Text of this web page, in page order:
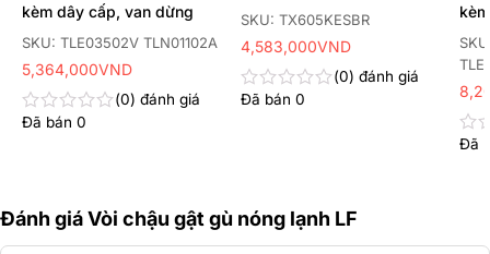
SKU: TLE03502V TLN01102A
kèm dây cấp, van dừng
Được
sao
0
đánh giá
Đã bán 0
5,364,000VND
SKU: TX605KESBR
Được
0
đánh giá
Đã bán 0
4,583,000VND
van
Đã
Đánh giá Vòi chậu gật gù nóng lạnh LF